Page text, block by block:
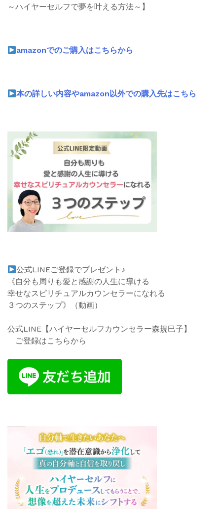
～ハイヤーセルフで夢を叶える方法～】
amazonでのご購入はこちらから
本の詳しい内容やamazon以外での購入先はこちら
公式LINEご登録でプレゼント♪
《自分も周りも愛と感謝の人生に導ける
幸せなスピリチュアルカウンセラーになれる
３つのステップ》
（動画）
公式LINE【ハイヤーセルフカウンセラー森規巳子】
ご登録はこちらから